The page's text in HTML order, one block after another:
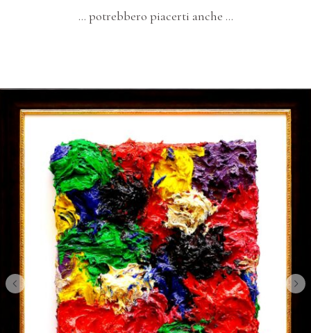
… potrebbero piacerti anche …
"FEELINGS AND EMOTIONS"
“Feelings and Emotions” – Amore